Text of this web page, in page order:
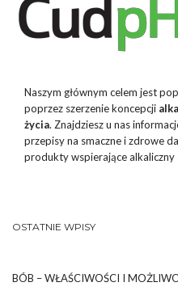
Naszym głównym celem jest
poprzez szerzenie koncepcji
życia. Znajdziesz u nas
przepisy na smaczne i zdrowe
produkty wspierające alkaliczny
OSTATNIE WPISY
BÓB – WŁAŚCIWOŚCI I